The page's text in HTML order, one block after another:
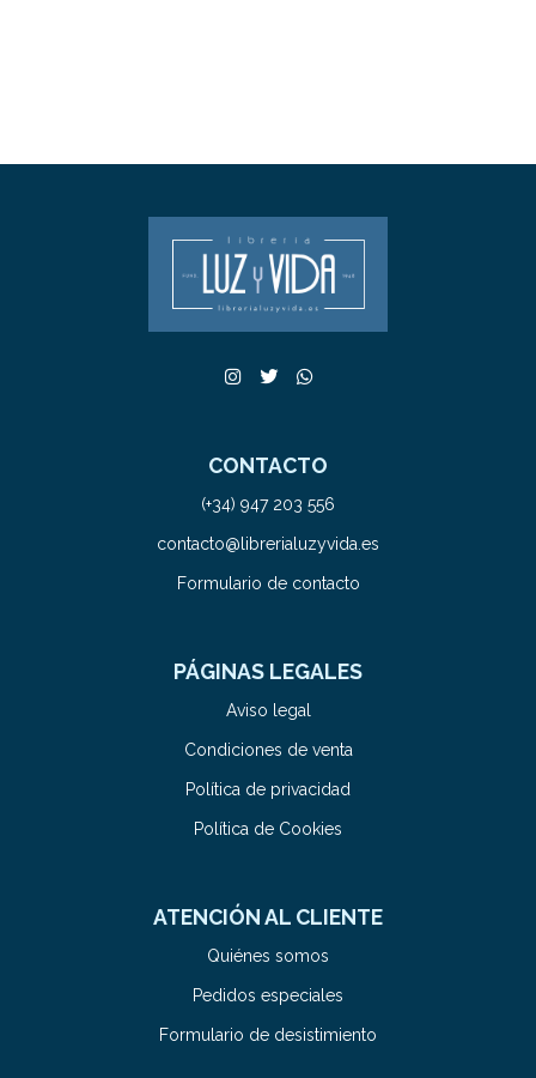
CONTACTO
(+34) 947 203 556
contacto@librerialuzyvida.es
Formulario de contacto
PÁGINAS LEGALES
Aviso legal
Condiciones de venta
Política de privacidad
Política de Cookies
ATENCIÓN AL CLIENTE
Quiénes somos
Pedidos especiales
Formulario de desistimiento